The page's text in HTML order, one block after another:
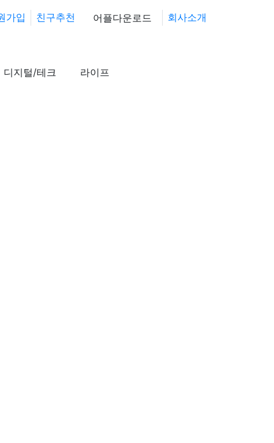
가입 친구추천 어플다운로드 회사소개
디지털/테크 라이프